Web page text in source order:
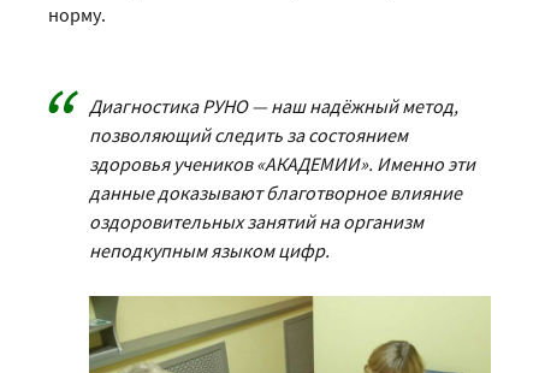
норму.
Диагностика РУНО — наш надёжный метод,
позволяющий следить за состоянием
здоровья учеников «АКАДЕМИИ». Именно эти
данные доказывают благотворное влияние
оздоровительных занятий на организм
неподкупным языком цифр.